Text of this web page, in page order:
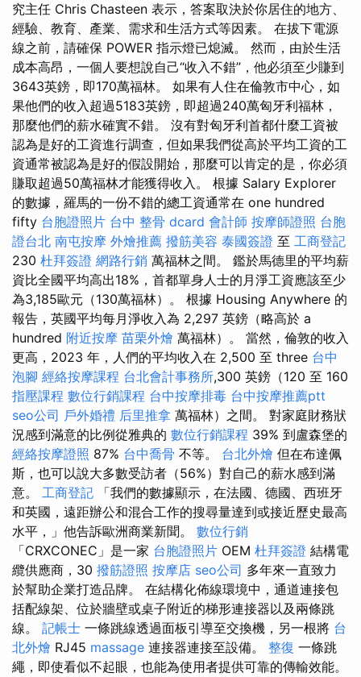
究主任 Chris Chasteen 表示，答案取決於你居住的地方、
經驗、教育、產業、需求和生活方式等因素。 在拔下電源
線之前，請確保 POWER 指示燈已熄滅。 然而，由於生活
成本高昂，一個人要想說自己“收入不錯”，他必須至少賺到
3643英鎊，即170萬福林。 如果有人住在倫敦市中心，如
果他們的收入超過5183英鎊，即超過240萬匈牙利福林，
那麼他們的薪水確實不錯。 沒有對匈牙利首都什麼工資被
認為是好的工資進行調查，但如果我們從高於平均工資的工
資通常被認為是好的假設開始，那麼可以肯定的是，你必須
賺取超過50萬福林才能獲得收入。 根據 Salary Explorer
的數據，羅馬的一份不錯的總工資通常在 one hundred
fifty 台胞證照片 台中 整骨 dcard 會計師 按摩師證照 台胞
證台北 南屯按摩 外燴推薦 撥筋美容 泰國簽證 至 工商登記
230 杜拜簽證 網路行銷 萬福林之間。 鑑於馬德里的平均薪
資比全國平均高出18%，首都單身人士的月淨工資應該至少
為3,185歐元（130萬福林）。 根據 Housing Anywhere 的
報告，英國平均每月淨收入為 2,297 英鎊（略高於 a
hundred 附近按摩 苗栗外燴 萬福林）。 當然，倫敦的收入
更高，2023 年，人們的平均收入在 2,500 至 three 台中
泡腳 經絡按摩課程 台北會計事務所,300 英鎊（120 至 160
指壓課程 數位行銷課程 台中按摩排毒 台中按摩推薦ptt
seo公司 戶外婚禮 后里推拿 萬福林）之間。 對家庭財務狀
況感到滿意的比例從雅典的 數位行銷課程 39% 到盧森堡的
經絡按摩證照 87% 台中喬骨 不等。 台北外燴 但在布達佩
斯，也可以說大多數受訪者（56%）對自己的薪水感到滿
意。 工商登記 「我們的數據顯示，在法國、德國、西班牙
和英國，遠距辦公和混合工作的搜尋量達到或接近歷史最高
水平，」他告訴歐洲商業新聞。 數位行銷
「CRXCONEC」是一家 台胞證照片 OEM 杜拜簽證 結構電
纜供應商，30 撥筋證照 按摩店 seo公司 多年來一直致力
於幫助企業打造品牌。 在結構化佈線環境中，通道連接包
括配線架、位於牆壁或桌子附近的梯形連接器以及兩條跳
線。 記帳士 一條跳線透過面板引導至交換機，另一根將 台
北外燴 RJ45 massage 連接器連接至設備。 整復 一條跳
繩，即使看似不起眼，也能為使用者提供可靠的傳輸效能。